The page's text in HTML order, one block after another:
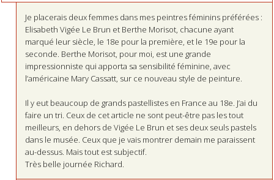
Je placerais deux femmes dans mes peintres féminins préférées :
Elisabeth Vigée Le Brun et Berthe Morisot, chacune ayant
marqué leur siècle, le 18e pour la première, et le 19e pour la
seconde. Berthe Morisot, pour moi, est une grande
impressionniste qui apporta sa sensibilité féminine, avec
l’américaine Mary Cassatt, sur ce nouveau style de peinture.
Il y eut beaucoup de grands pastellistes en France au 18e. J’ai du
faire un tri. Ceux de cet article ne sont peut-être pas les tout
meilleurs, en dehors de Vigée Le Brun et ses deux seuls pastels
dans le musée. Ceux que je vais montrer demain me paraissent
au-dessus. Mais tout est subjectif.
Très belle journée Richard.